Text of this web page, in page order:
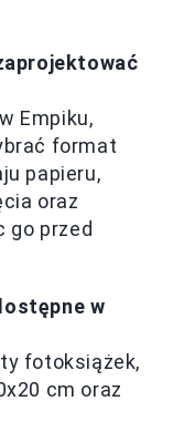
Empiku,
format
papieru,
oraz
go przed
w
fotoksiążek,
cm oraz